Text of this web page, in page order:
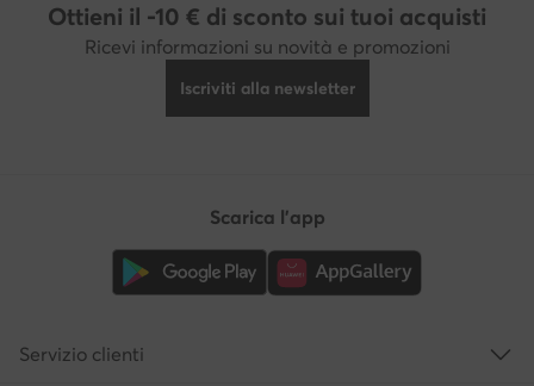
Ottieni il -10 € di sconto sui tuoi acquisti
Ricevi informazioni su novità e promozioni
Iscriviti alla newsletter
Scarica l'app
Servizio clienti